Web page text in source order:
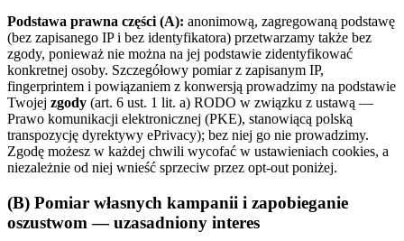
Podstawa prawna części (A): anonimową, zagregowaną podstawę
(bez zapisanego IP i bez identyfikatora) przetwarzamy także bez
zgody, ponieważ nie można na jej podstawie zidentyfikować
konkretnej osoby. Szczegółowy pomiar z zapisanym IP,
fingerprintem i powiązaniem z konwersją prowadzimy na podstawie
Twojej zgody (art. 6 ust. 1 lit. a) RODO w związku z ustawą —
Prawo komunikacji elektronicznej (PKE), stanowiącą polską
transpozycję dyrektywy ePrivacy); bez niej go nie prowadzimy.
Zgodę możesz w każdej chwili wycofać w ustawieniach cookies, a
niezależnie od niej wnieść sprzeciw przez opt-out poniżej.
(B) Pomiar własnych kampanii i zapobieganie
oszustwom — uzasadniony interes